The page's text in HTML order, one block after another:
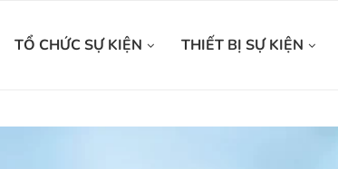
TỔ CHỨC SỰ KIỆN THIẾT BỊ SỰ KIỆN